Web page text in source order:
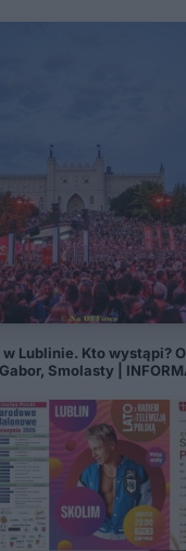
w Lublinie. Kto wystąpi?
Smolasty |